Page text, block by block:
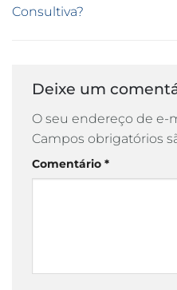
Consultiva?
Deixe um
O seu endereço de e-
Campos obrigatórios
Comentário *